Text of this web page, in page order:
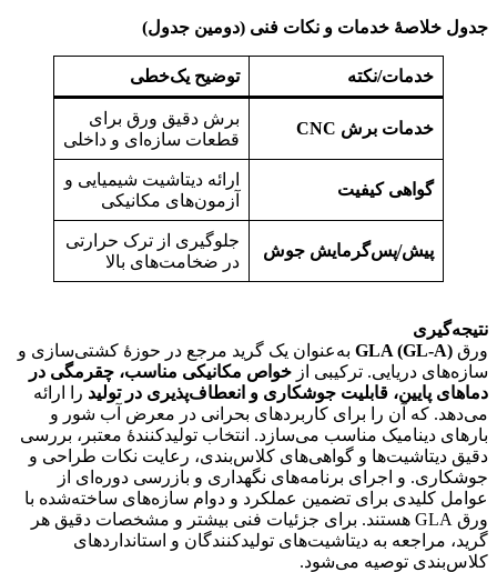
جدول خلاصهٔ خدمات و نکات فنی (دومین جدول)
خدمات/نکته توضیح یک‌خطی
خدمات برش
برش دقیق ورق برای
قطعات سازه‌ای و داخلی
گواهی کیفیت
ارائه دیتاشیت شیمیایی و
آزمون‌های مکانیکی
پیش/پس‌گرمایش جوش
جلوگیری از ترک حرارتی
در ضخامت‌های بالا
نتیجه‌گیری
ورق GLA (GL‑A) به‌عنوان یک گرید مرجع در حوزهٔ کشتی‌سازی و
سازه‌های دریایی. ترکیبی از خواص مکانیکی مناسب، چقرمگی در
دماهای پایین، قابلیت جوشکاری و انعطاف‌پذیری در تولید را ارائه
می‌دهد. که آن را برای کاربردهای بحرانی در معرض آب شور و
بارهای دینامیک مناسب می‌سازد. انتخاب تولیدکنندهٔ معتبر، بررسی
دقیق دیتاشیت‌ها و گواهی‌های کلاس‌بندی، رعایت نکات طراحی و
جوشکاری. و اجرای برنامه‌های نگهداری و بازرسی دوره‌ای از
عوامل کلیدی برای تضمین عملکرد و دوام سازه‌های ساخته‌شده با
ورق GLA هستند. برای جزئیات فنی بیشتر و مشخصات دقیق هر
گرید، مراجعه به دیتاشیت‌های تولیدکنندگان و استانداردهای
کلاس‌بندی توصیه می‌شود.